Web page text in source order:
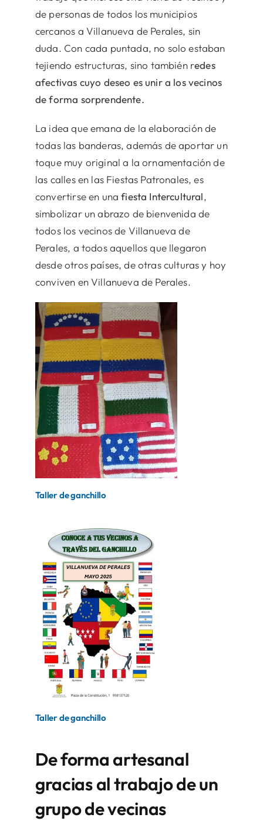
de personas de todos los municipios
cercanos a Villanueva de Perales, sin
duda. Con cada puntada, no solo estaban
tejiendo estructuras, sino también redes
afectivas cuyo deseo es unir a los vecinos
de forma sorprendente.
La idea que emana de la elaboración de
todas las banderas, además de aportar un
toque muy original a la ornamentación de
las calles en las Fiestas Patronales, es
convertirse en unafiesta Intercultural,
simbolizar un abrazo de bienvenida de
todos los vecinos de Villanueva de
Perales, a todos aquellos que llegaron
desde otros países, de otras culturas y hoy
conviven en Villanueva de Perales.
Taller de ganchillo
Taller de ganchillo
De forma artesanal
gracias al trabajo de un
grupo de vecinas